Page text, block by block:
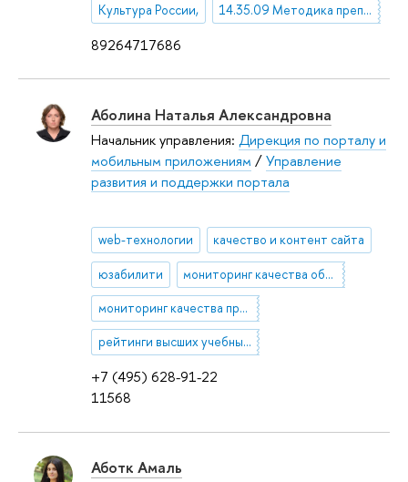
89264717686
Культура России, 14.35.09 Методика преподавания учебных дисциплин в высшей профессиональной школе
+7 (495) 628-91-22
11568
Аболина Наталья Александровна
Начальник управления: Дирекция по порталу и
мобильным приложениям /Управление
развития и поддержки портала
web-технологии качество и контент сайта
юзабилити мониторинг качества образования
мониторинг качества приема в вузы
рейтинги высших учебных заведений
Аботк Амаль